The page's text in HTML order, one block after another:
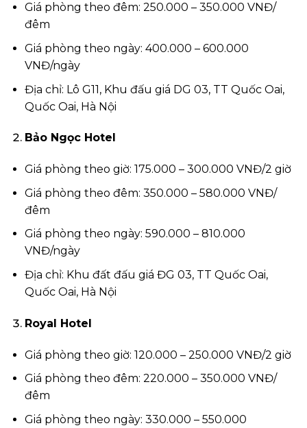
Giá phòng theo đêm: 250.000 – 350.000 VNĐ/
đêm
Giá phòng theo ngày: 400.000 – 600.000
VNĐ/ngày
Địa chỉ: Lô G11, Khu đấu giá DG 03, TT Quốc Oai,
Quốc Oai, Hà Nội
Bảo Ngọc Hotel
Giá phòng theo giờ: 175.000 – 300.000 VNĐ/2 giờ
Giá phòng theo đêm: 350.000 – 580.000 VNĐ/
đêm
Giá phòng theo ngày: 590.000 – 810.000
VNĐ/ngày
Địa chỉ: Khu đất đấu giá ĐG 03, TT Quốc Oai,
Quốc Oai, Hà Nội
Royal Hotel
Giá phòng theo giờ: 120.000 – 250.000 VNĐ/2 giờ
Giá phòng theo đêm: 220.000 – 350.000 VNĐ/
đêm
Giá phòng theo ngày: 330.000 – 550.000